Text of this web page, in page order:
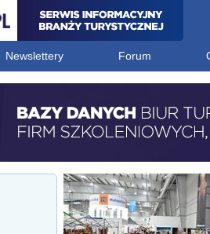
Newslettery Forum